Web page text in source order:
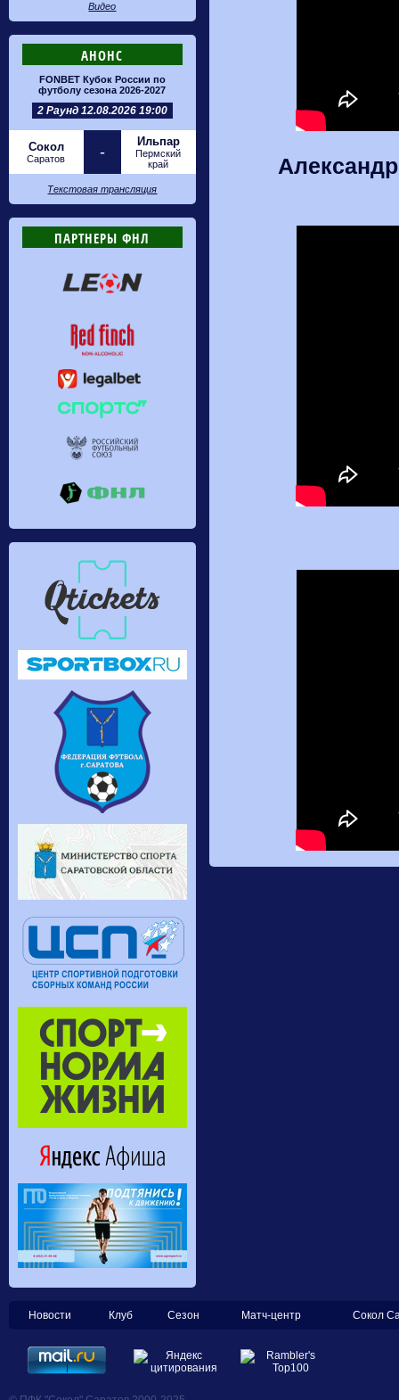
Видео
АНОНС
FONBET Кубок России по
футболу сезона 2026-2027
2 Раунд 12.08.2026 19:00
Сокол
Саратов -
Ильпар
Пермский
край
Текстовая трансляция
ПАРТНЕРЫ ФНЛ
Новости Клуб Сезон Матч-центр Сокол